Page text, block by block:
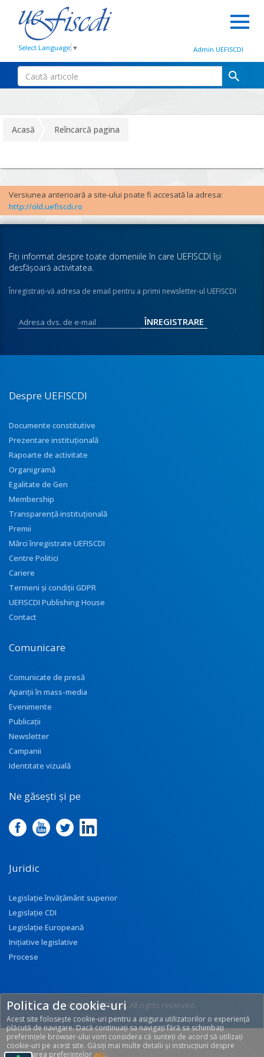
Select Language ▼ Admin UEFISCDI
Acasă Reîncarcă pagina
Versiunea anterioară a site-ului poate fi accesată la adresa:
http://old.uefiscdi.ro
Fiţi informat despre toate domeniile în care UEFISCDI îşi
desfăşoară activitatea.
Înregistraţi-vă adresa de email pentru a primi newsletter-ul UEFISCDI
Despre UEFISCDI
Documente constitutive
Prezentare instituţională
Rapoarte de activitate
Organigramă
Egalitate de Gen
Membership
Transparenţă instituţională
Premii
Mărci înregistrate UEFISCDI
Centre Politici
Cariere
Termeni și condiții GDPR
UEFISCDI Publishing House
Contact
Comunicare
Comunicate de presă
Apariţii în mass-media
Evenimente
Publicații
Newsletter
Campanii
Identitate vizuală
Ne găsești și pe
Juridic
Legislație învățământ superior
Legislație CDI
Legislație Europeană
Inițiative legislative
Procese
© 2017 UEFISCDI. All rights reserved.
[T: 0.3252, O: 92]
Politica de cookie-uri
Acest site folosește cookie-uri pentru a asigura utilizatorilor o experiență
plăcută de navigare. Dacă continuați sa navigați fără sa schimbați
preferințele browser-ului vom considera că sunteți de acord să utilizați
cookie-uri pe acest site. Găsiți mai multe detalii și instrucțiuni despre
modificarea preferințelor aici.